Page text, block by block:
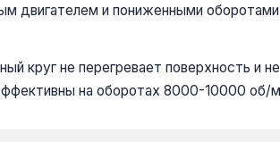
двигателем и пониженными
круг не перегревает поверхность и не
на оборотах 8000-10000 об/